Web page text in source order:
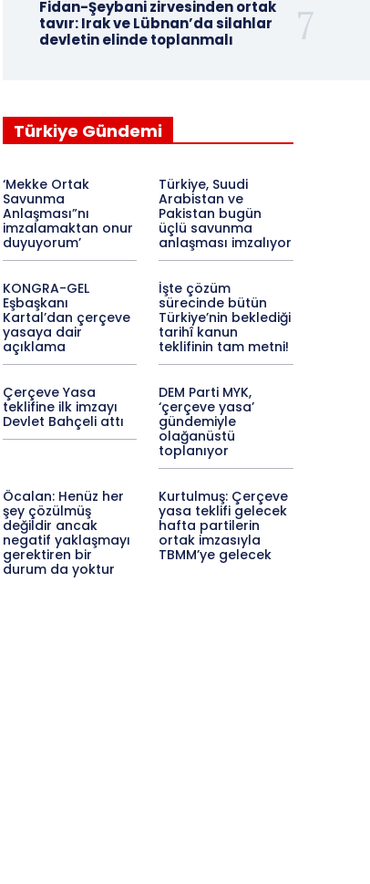
Fidan-Şeybani zirvesinden ortak
tavır: Irak ve Lübnan’da silahlar
devletin elinde toplanmalı
Türkiye Gündemi
‘Mekke Ortak
Savunma
Anlaşması”nı
imzalamaktan onur
duyuyorum’
Türkiye, Suudi
Arabistan ve
Pakistan bugün
üçlü savunma
anlaşması imzalıyor
KONGRA-GEL
Eşbaşkanı
Kartal’dan çerçeve
yasaya dair
açıklama
İşte çözüm
sürecinde bütün
Türkiye’nin beklediği
tarihî kanun
teklifinin tam metni!
Çerçeve Yasa
teklifine ilk imzayı
Devlet Bahçeli attı
DEM Parti MYK,
‘çerçeve yasa’
gündemiyle
olağanüstü
toplanıyor
Öcalan: Henüz her
şey çözülmüş
değildir ancak
negatif yaklaşmayı
gerektiren bir
durum da yoktur
Kurtulmuş: Çerçeve
yasa teklifi gelecek
hafta partilerin
ortak imzasıyla
TBMM’ye gelecek